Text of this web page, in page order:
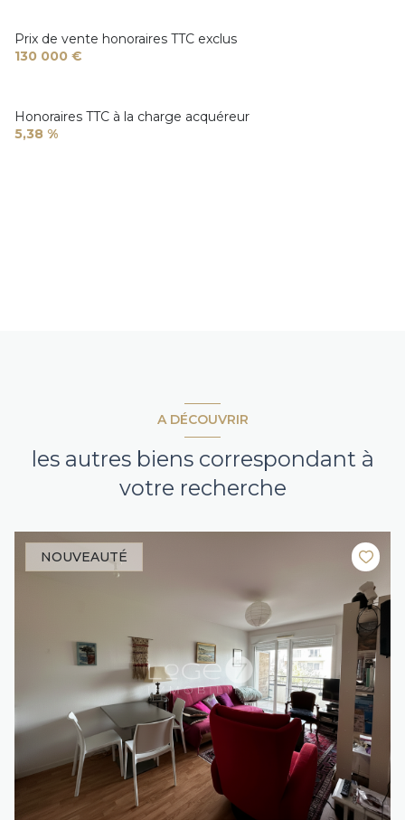
Prix de vente honoraires TTC exclus
130 000 €
Honoraires TTC à la charge acquéreur
5,38 %
A DÉCOUVRIR
les autres biens correspondant à
votre recherche
NOUVEAUTÉ